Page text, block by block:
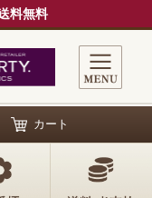
料無料
カート